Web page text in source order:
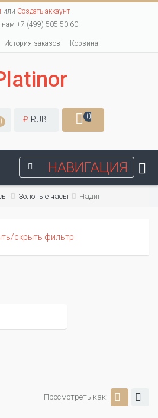
или Создать аккаунт
нам +7 (499) 505-50-60
История заказов Корзина
₽ RUB 0
НАВИГАЦИЯ
Золотые часы Надин
скрыть фильтр
Просмотреть как: